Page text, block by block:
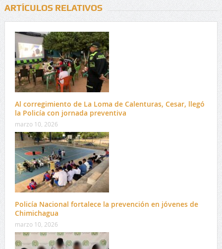
ARTÍCULOS RELATIVOS
Al corregimiento de La Loma de Calenturas, Cesar, llegó
la Policía con jornada preventiva
marzo 10, 2026
Policía Nacional fortalece la prevención en jóvenes de
Chimichagua
marzo 10, 2026